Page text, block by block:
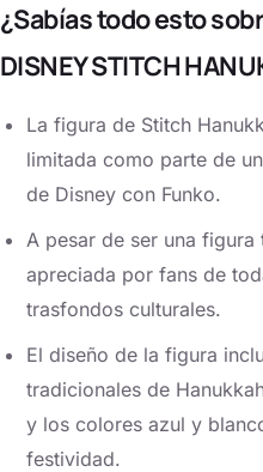
¿Sabías todo esto
DISNEY STITCH
La figura de Stitch
limitada como parte de
de Disney con Funko.
A pesar de ser una
apreciada por fans de
trasfondos culturales.
El diseño de la figura
tradicionales de
y los colores azul y
festividad.